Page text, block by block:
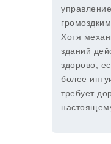
Хотя
зданий
здорово,
более
требует